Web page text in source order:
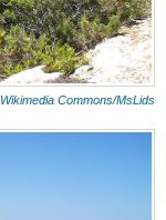
Wikimedia Commons/MsLids